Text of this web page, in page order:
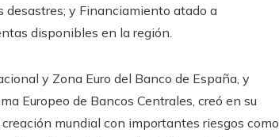
desastres; y Financiamiento atado a
disponibles en la región.
y Zona Euro del Banco de España, y
Europeo de Bancos Centrales, creó en su
mundial con importantes riesgos como